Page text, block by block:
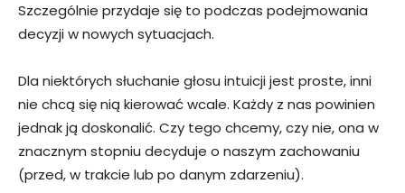
Szczególnie przydaje się to podczas podejmowania
decyzji w nowych sytuacjach.
Dla niektórych słuchanie głosu intuicji jest proste, inni
nie chcą się nią kierować wcale. Każdy z nas powinien
jednak ją doskonalić. Czy tego chcemy, czy nie, ona w
znacznym stopniu decyduje o naszym zachowaniu
(przed, w trakcie lub po danym zdarzeniu).